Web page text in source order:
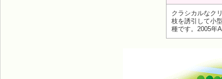
クラシカルなク
枝を誘引して小
種です。2005年